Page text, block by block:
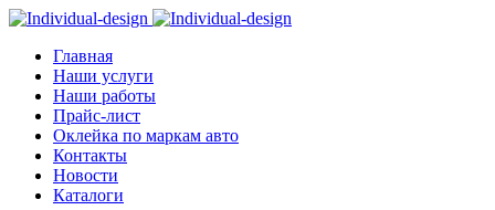
Главная
Наши услуги
Наши работы
Прайс-лист
Оклейка по маркам авто
Контакты
Новости
Каталоги